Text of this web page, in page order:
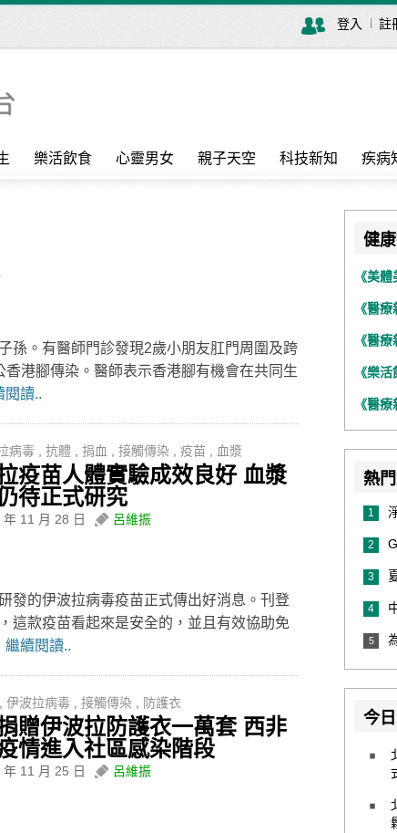
登入 註
樂活飲食 心靈男女 親子天空 科技新知 疾病
孫。有醫師門診發現2歲小朋友肛門周圍及跨
港腳傳染。醫師表示香港腳有機會在共同生
閱讀..
病毒 , 抗體 , 捐血 , 接觸傳染 , 疫苗 , 血漿
疫苗人體實驗成效良好 血漿
待正式研究
年 11 月 28 日 呂維振
發的伊波拉病毒疫苗正式傳出好消息。刊登
這款疫苗看起來是安全的，並且有效協助免
繼續閱讀..
, 伊波拉病毒 , 接觸傳染 , 防護衣
贈伊波拉防護衣一萬套 西非
情進入社區感染階段
年 11 月 25 日 呂維振
健
《美體
《醫療
《醫療
《樂活
《醫療
熱
1 淨
2
3 夏
4
5 為
今